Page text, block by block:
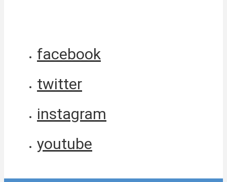
facebook
twitter
instagram
youtube